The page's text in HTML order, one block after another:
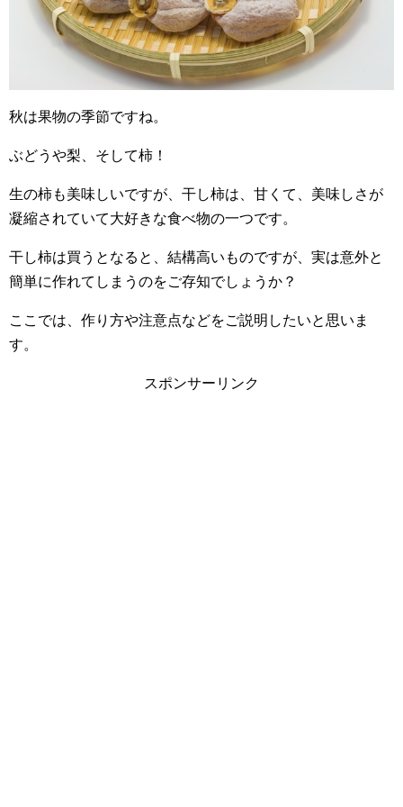
秋は果物の季節ですね。
ぶどうや梨、そして柿！
生の柿も美味しいですが、干し柿は、甘くて、美味しさが
凝縮されていて大好きな食べ物の一つです。
干し柿は買うとなると、結構高いものですが、実は意外と
簡単に作れてしまうのをご存知でしょうか？
ここでは、作り方や注意点などをご説明したいと思いま
す。
スポンサーリンク